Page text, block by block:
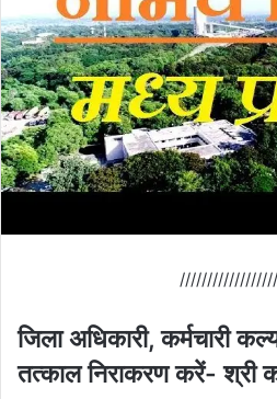
जिला अधिकारी, कर्मचारी
तत्‍काल निराकरण करें- श्री